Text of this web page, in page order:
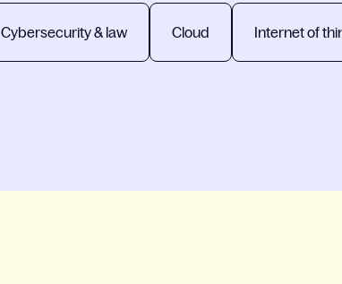
Cybersecurity & law Cloud Internet of